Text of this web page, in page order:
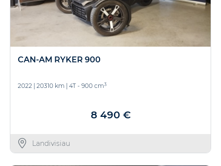
CAN-AM RYKER 900
2022 20310 km 4T - 900 cm3
8 490 €
Landivisiau